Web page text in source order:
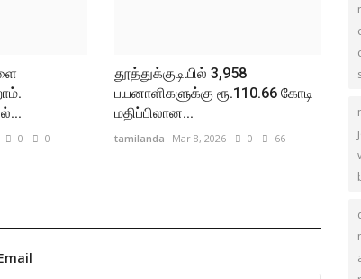
0 0
தூத்துக்குடியில் 3,958
பயனாளிகளுக்கு ரூ.110.66 கோடி
மதிப்பிலான...
tamilanda Mar 8, 2026 0 66